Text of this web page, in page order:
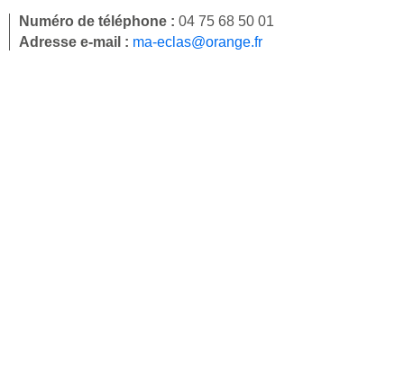
Numéro de téléphone : 04 75 68 50 01
Adresse e-mail : ma-eclas@orange.fr